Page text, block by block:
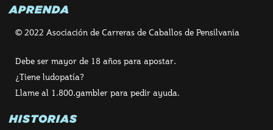
APRENDA
© 2022 Asociación de Carreras de Caballos de Pensilvania
Debe ser mayor de 18 años para apostar.
¿Tiene ludopatía?
Llame al 1.800.gambler para pedir ayuda.
HISTORIAS